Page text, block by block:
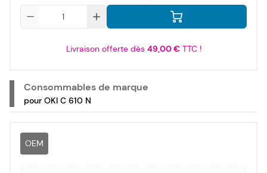
Livraison offerte dès 49,00 €TTC !
Consommables de marque
pour OKI C 610 N
OEM